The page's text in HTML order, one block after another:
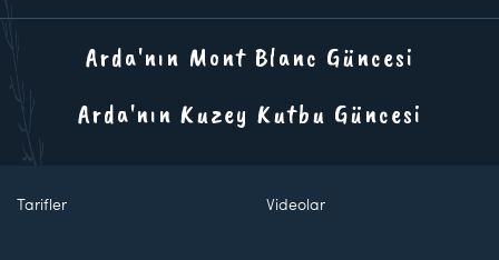
Arda'nın Mont Blanc Güncesi
Arda'nın Kuzey Kutbu Güncesi
Tarifler Videolar